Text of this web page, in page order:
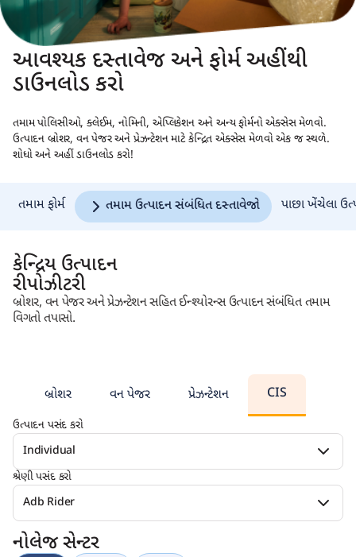
આવશ્યક દસ્તાવેજ અને ફોર્મ અહીંથી
ડાઉનલોડ કરો
તમામ પોલિસીઓ, ક્લેઈમ, નોમિની, એપ્લિકેશન અને અન્ય ફોર્મનો એક્સેસ મેળવો.
ઉત્પાદન બ્રોશર, વન પેજર અને પ્રેઝન્ટેશન માટે કેન્દ્રિત એક્સેસ મેળવો એક જ સ્થળે.
શોધો અને અહીં ડાઉનલોડ કરો!
તમામ ફોર્મ તમામ ઉત્પાદન સંબંધિત દસ્તાવેજો પાછા ખેંચેલા
કેન્દ્રિય ઉત્પાદન
રીપોઝીટરી
બ્રોશર, વન પેજર અને પ્રેઝન્ટેશન સહિત ઈન્શ્યોરન્સ ઉત્પાદન સંબંધિત તમામ
વિગતો તપાસો.
બ્રોશર વન પેજર પ્રેઝન્ટેશન CIS
ઉત્પાદન પસંદ કરો
Individual
શ્રેણી પસંદ કરો
Adb Rider
નોલેજ સેન્ટર